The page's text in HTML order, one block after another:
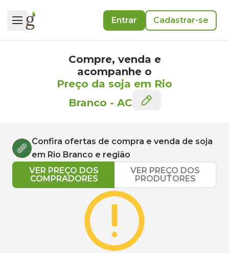
Entrar Cadastrar-se
Compre, venda e
acompanhe o
Preço da soja em Rio
Branco - AC
Confira ofertas de compra e venda de soja
em Rio Branco e região
VER PREÇO DOS
COMPRADORES
VER PREÇO DOS
PRODUTORES